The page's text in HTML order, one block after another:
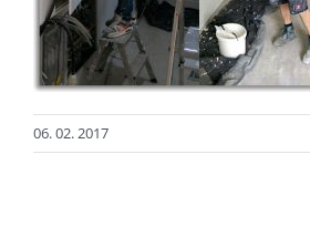
06. 02. 2017